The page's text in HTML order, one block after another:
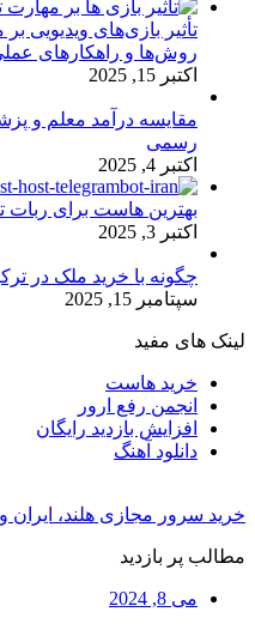
تأثیر بازی‌های ویدیویی
روش‌ها و راهکارهای
اکتبر 15, 2025
رسمی
اکتبر 4, 2025
بهترین هاست برای ربات
اکتبر 3, 2025
چگونه با خرید ملک در
سپتامبر 15, 2025
لینک های مفید
خرید هاست
انجمن رفع ارور
افزایش بازدید رایگان
دانلود آهنگ
خرید سرور مجازی هلند، ایران
مطالب پر بازدید
می 8, 2024